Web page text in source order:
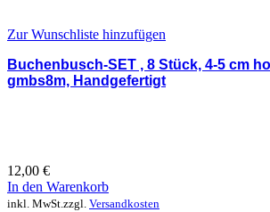
Zur Wunschliste hinzufügen
Buchenbusch-SET , 8 Stück, 4-5 cm
gmbs8m, Handgefertigt
12,00 €
In den Warenkorb
inkl. MwSt.zzgl. Versandkosten